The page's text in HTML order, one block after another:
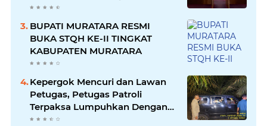
2026
BUPATI MURATARA RESMI
BUKA STQH KE-II TINGKAT
KABUPATEN MURATARA
Kepergok Mencuri dan Lawan
Petugas, Petugas Patroli
Terpaksa Lumpuhkan Dengan
Peluru Karet